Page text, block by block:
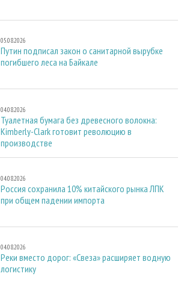
05.08.2026
Путин подписал закон о санитарной вырубке
погибшего леса на Байкале
04.08.2026
Туалетная бумага без древесного волокна:
Kimberly-Clark готовит революцию в
производстве
04.08.2026
Россия сохранила 10% китайского рынка ЛПК
при общем падении импорта
04.08.2026
Реки вместо дорог: «Свеза» расширяет водную
логистику